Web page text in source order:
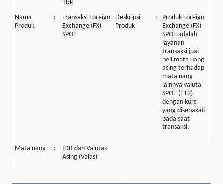
Tbk
Nama
Produk
:
Transaksi Foreign
Exchange (FX)
SPOT
Deskripsi
Produk
:
Produk Foreign
Exchange (FX)
SPOT adalah
layanan
transaksi jual
beli mata uang
asing terhadap
mata uang
lainnya valuta
SPOT (T+2)
dengan kurs
yang disepakati
pada saat
transaksi.
Mata uang :
IDR dan Valutas
Asing (Valas)